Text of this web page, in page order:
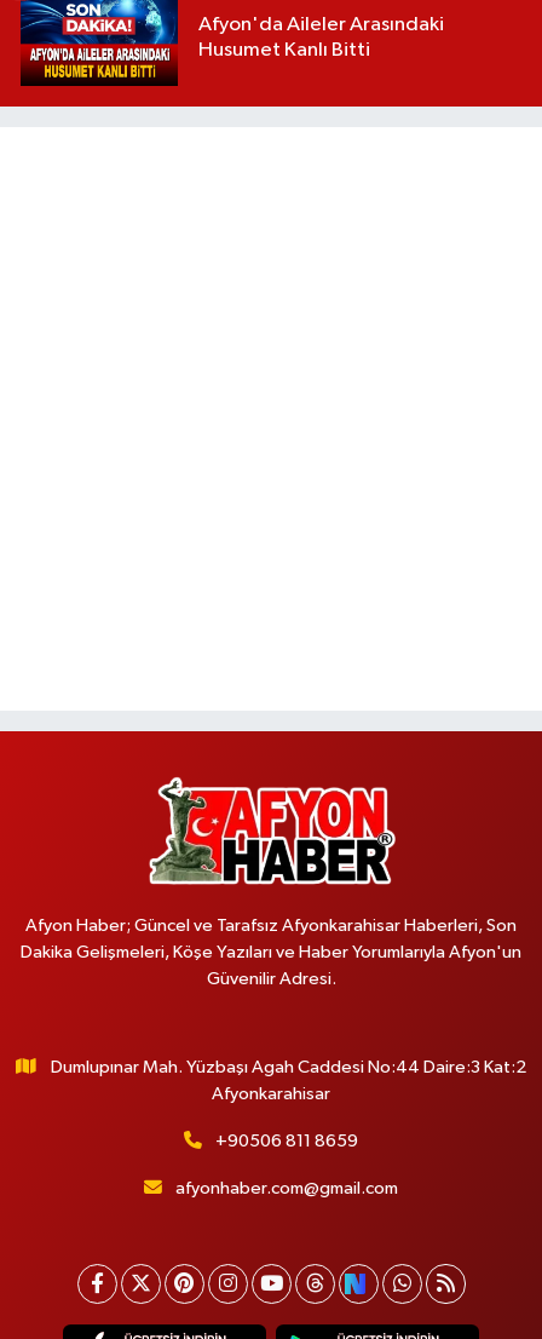
Afyon'da Aileler Arasındaki
Husumet Kanlı Bitti
Afyon Haber; Güncel ve Tarafsız Afyonkarahisar Haberleri, Son
Dakika Gelişmeleri, Köşe Yazıları ve Haber Yorumlarıyla Afyon'un
Güvenilir Adresi.
Dumlupınar Mah. Yüzbaşı Agah Caddesi No:44 Daire:3 Kat:2
Afyonkarahisar
+90506 811 8659
afyonhaber.com@gmail.com